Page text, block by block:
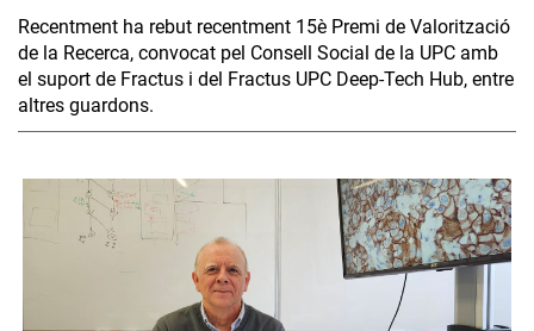
Recentment ha rebut recentment 15è Premi de Valorització
de la Recerca, convocat pel Consell Social de la UPC amb
el suport de Fractus i del Fractus UPC Deep-Tech Hub, entre
altres guardons.